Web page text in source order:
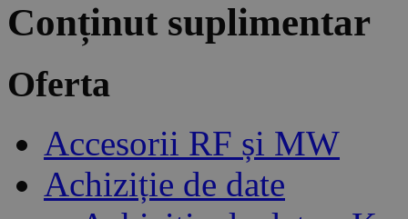
Conținut suplimentar
Oferta
Accesorii RF și MW
Achiziție de date